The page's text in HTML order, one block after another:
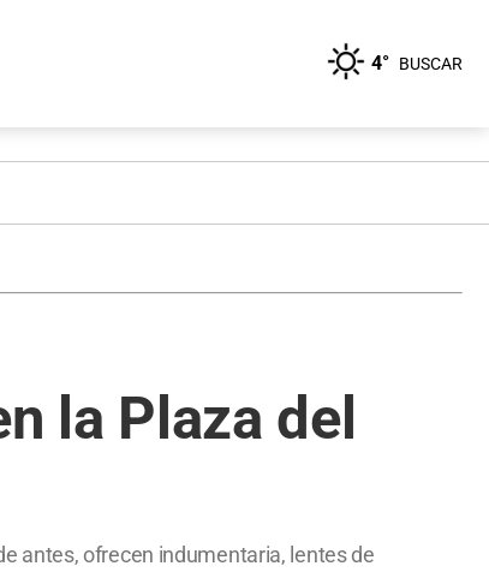
4° BUSCAR
la Plaza del
antes, ofrecen indumentaria, lentes de